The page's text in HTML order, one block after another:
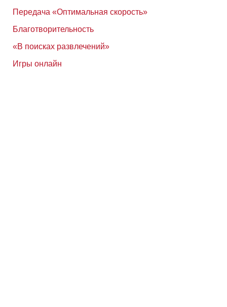
Передача «Оптимальная скорость»
Благотворительность
«В поисках развлечений»
Игры онлайн